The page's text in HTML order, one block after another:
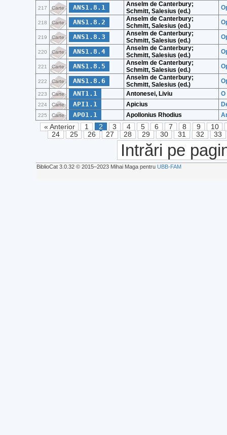
217 Carte ANS1.8.1
Anselm de Canterbury;
Schmitt, Salesius (ed.)
218 Carte ANS1.8.2
Anselm de Canterbury;
Schmitt, Salesius (ed.)
219 Carte ANS1.8.3
Anselm de Canterbury;
Schmitt, Salesius (ed.)
220 Carte ANS1.8.4
Anselm de Canterbury;
Schmitt, Salesius (ed.)
221 Carte ANS1.8.5
Anselm de Canterbury;
Schmitt, Salesius (ed.)
222 Carte ANS1.8.6
Anselm de Canterbury;
Schmitt, Salesius (ed.)
223 Carte ANT1.1 Antonesei, Liviu
224 Carte API1.1 Apicius
225 Carte APO1.1 Apollonius Rhodius
« Anterior 1 2 3 4 5 6 7 8 9
10
24
25 26 27 28 29 30 31 32 33
Intrări pe
BiblioCat 3.0.32 © 2015‒2023 Mihai Maga pentru UBB-FAM